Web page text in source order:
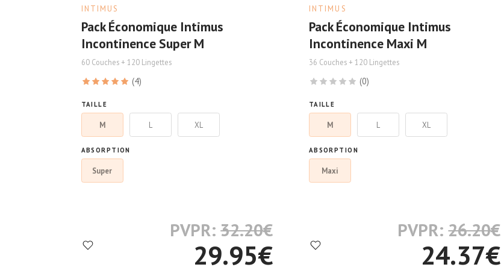
INTIMUS
Pack Économique Intimus
Incontinence Super M
60 Couches + 120 Lingettes
(4)
TAILLE
M L XL
ABSORPTION
Super
PVPR:32.20€
29.95€
INTIMUS
Pack Économique Intimus
Incontinence Maxi M
36 Couches + 120 Lingettes
(0)
TAILLE
M L XL
ABSORPTION
Maxi
PVPR:26.20€
24.37€